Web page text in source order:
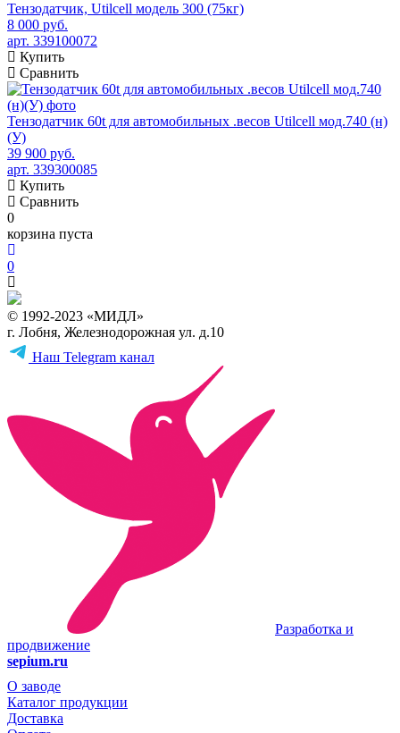
Тензодатчик, Utilcell модель 300 (75кг)
8 000 руб.
арт. 339100072
Купить
Сравнить
Тензодатчик 60t для автомобильных .весов Utilcell мод.740 (н)
(У)
39 900 руб.
арт. 339300085
Купить
Сравнить
0
корзина пуста
0
© 1992-2023 «МИДЛ»
г. Лобня, Железнодорожная ул. д.10
Наш Telegram канал
Разработка и
продвижение
sepium.ru
О заводе
Каталог продукции
Доставка